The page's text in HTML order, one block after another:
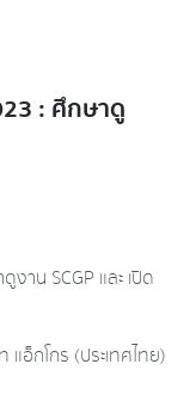
: ศึกษาดู
าน SCGP และ เปิด
กโกร (ประเทศไทย)